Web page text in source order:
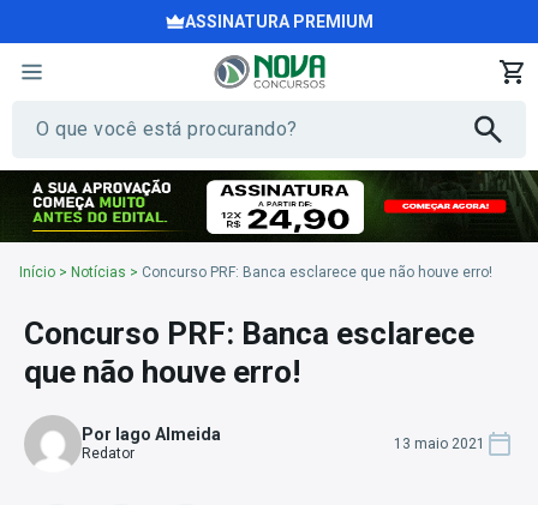
ASSINATURA PREMIUM
Início > Notícias > Concurso PRF: Banca esclarece que não houve erro!
Concurso PRF: Banca esclarece
que não houve erro!
Por Iago Almeida
Redator
13 maio 2021